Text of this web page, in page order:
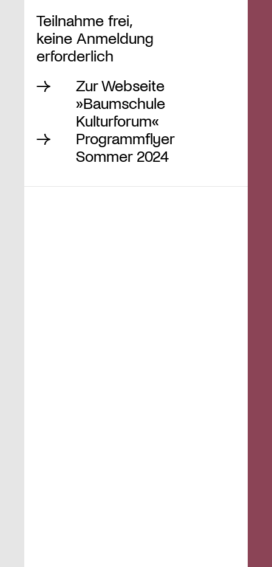
Teilnahme frei,
keine Anmeldung
erforderlich
Zur Webseite
»Baumschule
Kulturforum«
Programmflyer
Sommer 2024